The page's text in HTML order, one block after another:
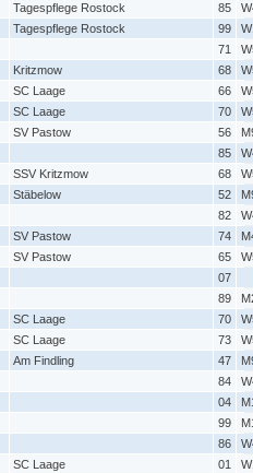
Tagespflege Rostock 85
Tagespflege Rostock 99
71
Kritzmow 68
SC Laage 66
SC Laage 70
SV Pastow 56
85
SSV Kritzmow 68
Stäbelow 52
82
SV Pastow 74
SV Pastow 65
07
89
SC Laage 70
SC Laage 73
Am Findling 47
84
04
99
86
SC Laage 01